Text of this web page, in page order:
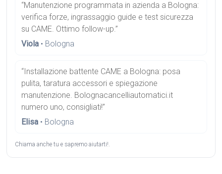
“Manutenzione programmata in azienda a Bologna:
verifica forze, ingrassaggio guide e test sicurezza
su CAME. Ottimo follow-up.”
Viola • Bologna
“Installazione battente CAME a Bologna: posa
pulita, taratura accessori e spiegazione
manutenzione. Bolognacancelliautomatici.it
numero uno, consigliati!”
Elisa • Bologna
Chiama anche tu e sapremo aiutarti!.